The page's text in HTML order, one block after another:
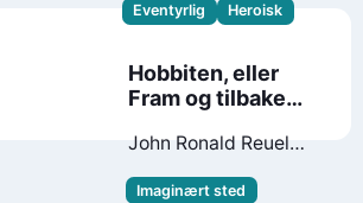
Eventyrlig
Heroisk
Hobbiten, eller
Fram og tilbake
John Ronald Reuel
Imaginært sted